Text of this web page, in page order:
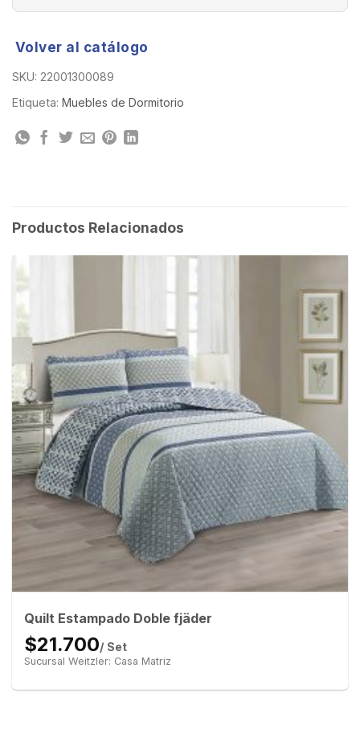
Volver al catálogo
SKU: 22001300089
Etiqueta: Muebles de Dormitorio
Productos Relacionados
Quilt Estampado Doble fjäder
$21.700/ Set
Sucursal Weitzler: Casa Matriz